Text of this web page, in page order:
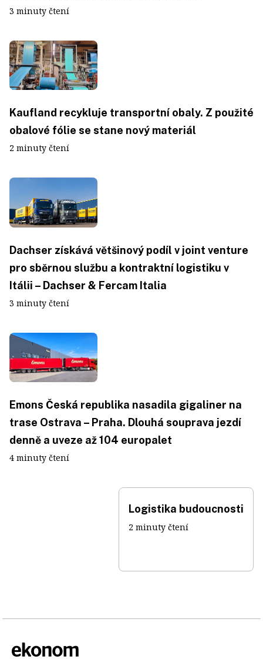
3 minuty čtení
Kaufland recykluje transportní obaly. Z použité
obalové fólie se stane nový materiál
2 minuty čtení
Dachser získává většinový podíl v joint venture
pro sběrnou službu a kontraktní logistiku v
Itálii – Dachser & Fercam Italia
3 minuty čtení
Emons Česká republika nasadila gigaliner na
trase Ostrava – Praha. Dlouhá souprava jezdí
denně a uveze až 104 europalet
4 minuty čtení
Logistika budoucnosti
2 minuty čtení